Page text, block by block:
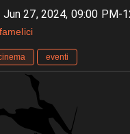
Jun 27, 2024, 09:00 PM-
eventi